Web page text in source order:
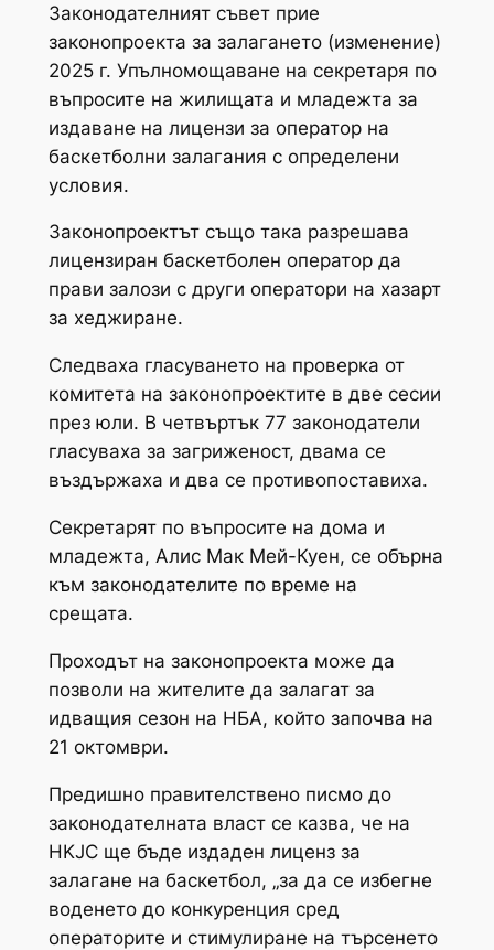
Законодателният съвет прие
законопроекта за залагането (изменение)
2025 г. Упълномощаване на секретаря по
въпросите на жилищата и младежта за
издаване на лицензи за оператор на
баскетболни залагания с определени
условия.
Законопроектът също така разрешава
лицензиран баскетболен оператор да
прави залози с други оператори на хазарт
за хеджиране.
Следваха гласуването на проверка от
комитета на законопроектите в две сесии
през юли. В четвъртък 77 законодатели
гласуваха за загриженост, двама се
въздържаха и два се противопоставиха.
Секретарят по въпросите на дома и
младежта, Алис Мак Мей-Куен, се обърна
към законодателите по време на
срещата.
Проходът на законопроекта може да
позволи на жителите да залагат за
идващия сезон на НБА, който започва на
21 октомври.
Предишно правителствено писмо до
законодателната власт се казва, че на
HKJC ще бъде издаден лиценз за
залагане на баскетбол, „за да се избегне
воденето до конкуренция сред
операторите и стимулиране на търсенето